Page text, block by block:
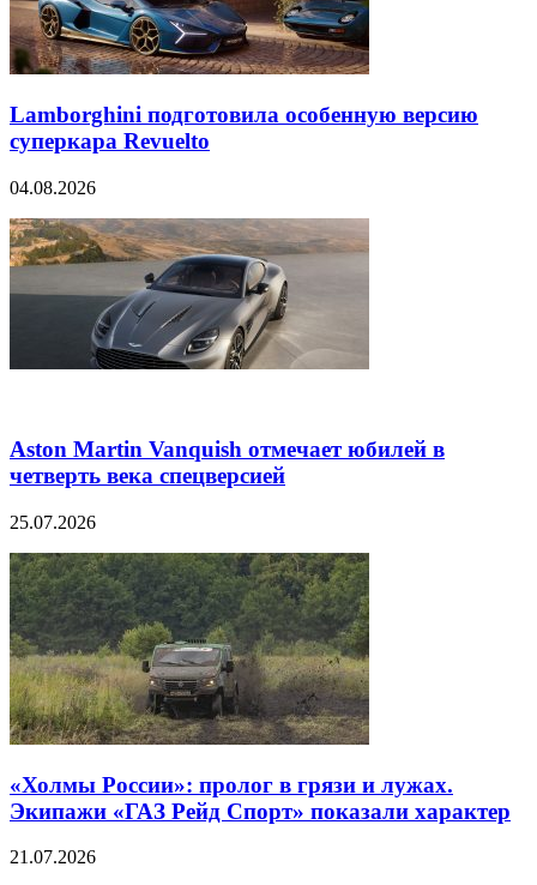
Lamborghini подготовила особенную версию
суперкара Revuelto
04.08.2026
Aston Martin Vanquish отмечает юбилей в
четверть века спецверсией
25.07.2026
«Холмы России»: пролог в грязи и лужах.
Экипажи «ГАЗ Рейд Спорт» показали характер
21.07.2026